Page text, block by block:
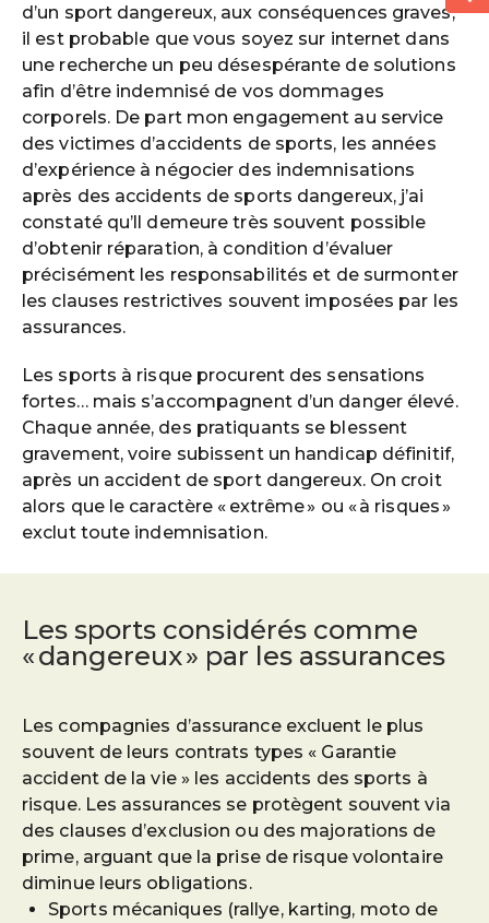
d’un sport dangereux, aux conséquences graves,
il est probable que vous soyez sur internet dans
une recherche un peu désespérante de solutions
afin d’être indemnisé de vos dommages
corporels. De part mon engagement au service
des victimes d’accidents de sports, les années
d’expérience à négocier des indemnisations
après des accidents de sports dangereux, j’ai
constaté qu’ll demeure très souvent possible
d’obtenir réparation, à condition d’évaluer
précisément les responsabilités et de surmonter
les clauses restrictives souvent imposées par les
assurances.
Les sports à risque procurent des sensations
fortes… mais s’accompagnent d’un danger élevé.
Chaque année, des pratiquants se blessent
gravement, voire subissent un handicap définitif,
après un accident de sport dangereux. On croit
alors que le caractère « extrême » ou « à risques »
exclut toute indemnisation.
Les sports considérés comme
« dangereux » par les assurances
Les compagnies d’assurance excluent le plus
souvent de leurs contrats types « Garantie
accident de la vie » les accidents des sports à
risque. Les assurances se protègent souvent via
des clauses d’exclusion ou des majorations de
prime, arguant que la prise de risque volontaire
diminue leurs obligations.
Sports mécaniques (rallye, karting, moto de